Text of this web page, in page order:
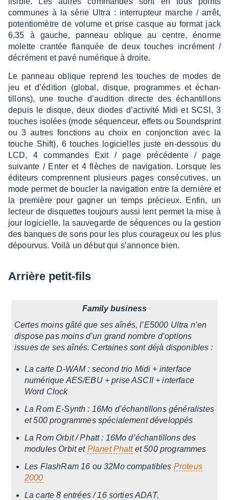
communes à la série Ultra : inter­rup­teur marche / arrêt,
poten­tio­mètre de volume et prise casque au format jack
6,35 à gauche, panneau oblique au centre, énorme
molette cran­tée flanquée de deux touches incré­ment /
décré­ment et pavé numé­rique à droite.
Le panneau oblique reprend les touches de modes de
jeu et d’édi­tion (global, disque, programmes et échan­
tillons), une touche d’au­di­tion directe des échan­tillons
depuis le disque, deux diodes d’ac­ti­vité Midi et SCSI, 3
touches isolées (mode séquen­ceur, effets ou Sound­sprint
ou 3 autres fonc­tions au choix en conjonc­tion avec la
touche Shift), 6 touches logi­cielles juste en-dessous du
LCD, 4 commandes Exit / page précé­dente / page
suivante / Enter et 4 flèches de navi­ga­tion. Lorsque les
éditeurs comprennent plusieurs pages consé­cu­tives, un
mode permet de boucler la navi­ga­tion entre la dernière et
la première pour gagner un temps précieux. Enfin, un
lecteur de disquettes toujours aussi lent permet la mise à
jour logi­cielle, la sauve­garde de séquences ou la gestion
des banques de sons pour les plus coura­geux ou les plus
dépour­vus. Voilà un début qui s’an­nonce bien.
Arrière petit-fils
Family busi­ness
Certes moins gâté que ses aînés, l’E5000 Ultra n’en
dispose pas moins d’un grand nombre d’op­tions
issues de ses aînés. Certaines sont déjà dispo­nibles :
La carte D-WAM : second trio Midi + inter­face
numé­rique AES/EBU + prise ASCII + inter­face
Word Clock
La Rom E-Synth : 16Mo d’échan­tillons géné­ra­listes
et 500 programmes spécia­le­ment déve­lop­pés
La Rom Orbit / Phatt : 16Mo d’échan­tillons des
modules Orbit et Planet Phattet 500 programmes
Les Flash­Ram 16 ou 32Mo compa­tibles Proteus
2000
La carte 8 entrées / 16 sorties ADAT,